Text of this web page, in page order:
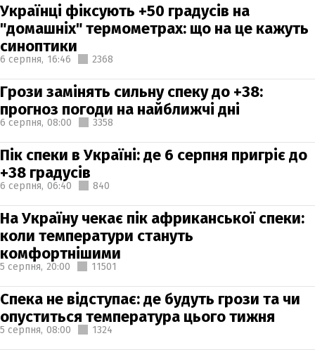
Українці фіксують +50 градусів на
"домашніх" термометрах: що на це кажуть
синоптики
6 серпня, 16:46 2368
Грози замінять сильну спеку до +38:
прогноз погоди на найближчі дні
6 серпня, 08:00 3358
Пік спеки в Україні: де 6 серпня пригріє до
+38 градусів
6 серпня, 06:40 840
На Україну чекає пік африканської спеки:
коли температури стануть
комфортнішими
5 серпня, 20:00 11501
Спека не відступає: де будуть грози та чи
опуститься температура цього тижня
5 серпня, 08:00 1324